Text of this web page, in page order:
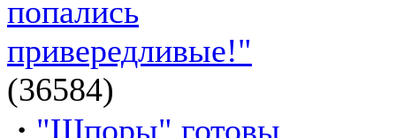
попались
привередливые!"
(36584)
· "Шпоры" готовы